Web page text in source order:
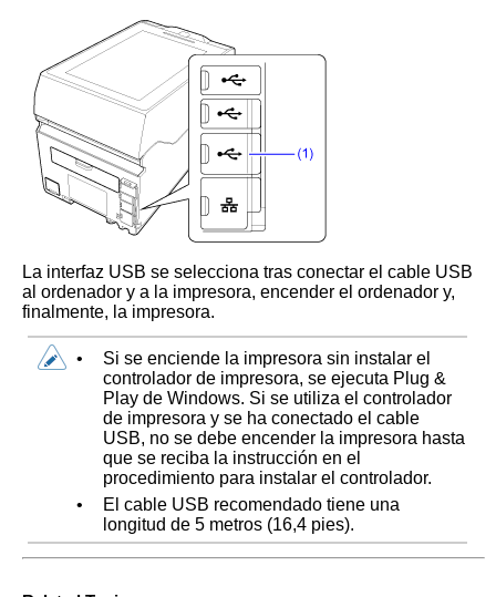
La interfaz USB se selecciona tras conectar el cable USB
al ordenador y a la impresora, encender el ordenador y,
finalmente, la impresora.
•
Si se enciende la impresora sin instalar el
controlador de impresora, se ejecuta Plug &
Play de Windows. Si se utiliza el controlador
de impresora y se ha conectado el cable
USB, no se debe encender la impresora hasta
que se reciba la instrucción en el
procedimiento para instalar el controlador.
•
El cable USB recomendado tiene una
longitud de 5 metros (16,4 pies).